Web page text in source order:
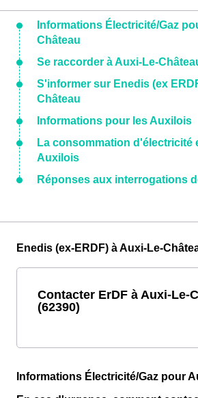
Informations Électricité/Gaz
Château
Se raccorder à Auxi-Le-
S'informer sur Enedis (ex
Château
Informations pour les Auxilois
La consommation d'électricité
Auxilois
Réponses aux interrogations
Enedis (ex-ERDF) à Auxi-Le-
Contacter ErDF à Auxi-Le-
(62390)
Informations Électricité/Gaz pour